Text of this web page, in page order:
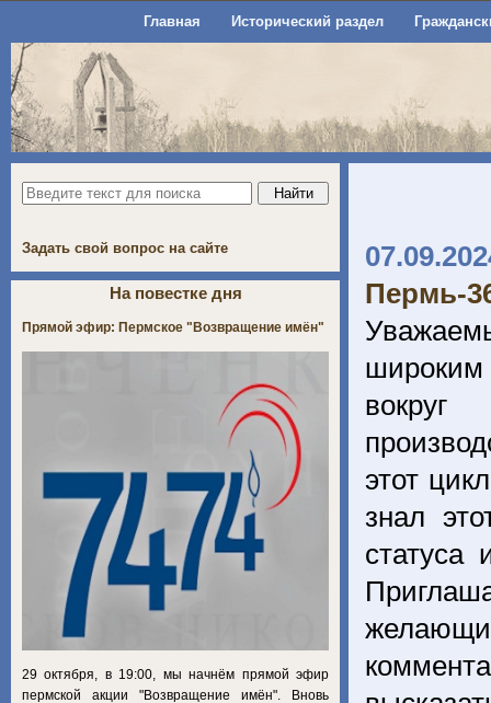
Главная Исторический раздел
Пермь-
широким
вокруг
этот
знал
статуса
Задать свой вопрос на сайте
На повестке дня
Прямой эфир: Пермское "Возвращение имён"
29 октября, в 19:00, мы начнём прямой эфир
пермской акции "Возвращение имён". Вновь